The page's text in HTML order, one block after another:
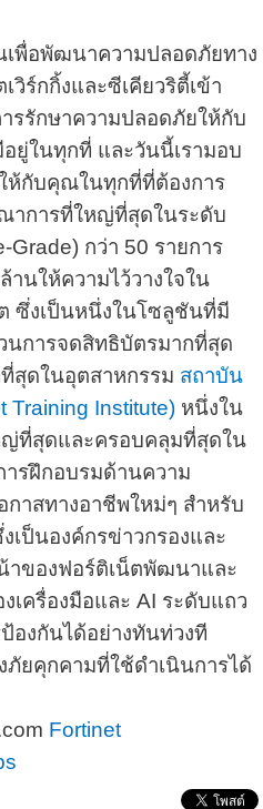
เพื่อพัฒนาความปลอดภัยทาง
วิร์กกิ้งและซีเคียวริตี้เข้า
รรักษาความปลอดภัยให้กับ
ในทุกที่ และวันนี้เรามอบ
ห้กับคุณในทุกที่ที่ต้องการ
การที่ใหญ่ที่สุดในระดับ
Grade) กว่า 50 รายการ
นให้ความไว้วางใจใน
ซึ่งเป็นหนึ่งในโซลูชันที่มี
นการจดสิทธิบัตรมากที่สุด
สุดในอุตสาหกรรม สถาบัน
Training Institute) หนึ่งใน
ที่สุดและครอบคลุมที่สุดใน
ารฝึกอบรมด้านความ
กาสทางอาชีพใหม่ๆ สำหรับ
เป็นองค์กรข่าวกรองและ
าของฟอร์ติเน็ตพัฒนาและ
เครื่องมือและ AI ระดับแถว
องกันได้อย่างทันท่วงที
ภัยคุกคามที่ใช้ดำเนินการได้
Fortinet